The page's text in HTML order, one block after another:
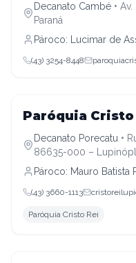
Decanato Cambé • Av.
Paraná
Pároco:
Lucimar de
(43) 3254-8448
Decanato Porecatu
Paróquia
Decanato Porecatu •
86635-000 –
Pároco: Mauro Batista
(43) 3660-1113
Paróquia Cristo Rei